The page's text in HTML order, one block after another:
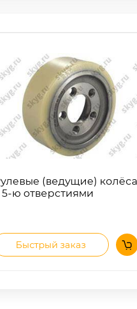
(ведущие) колёса
5-ю отверстиями
Быстрый заказ